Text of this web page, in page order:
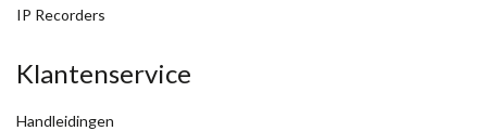
IP Recorders
Klantenservice
Handleidingen